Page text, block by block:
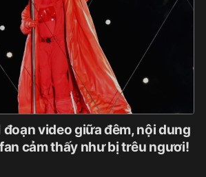
đoạn video giữa đêm, nội dung
cảm thấy như bị trêu ngươi!